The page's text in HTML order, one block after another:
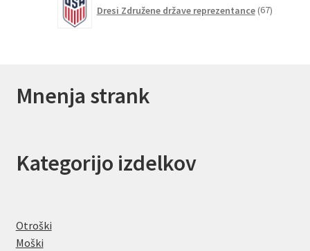
Dresi Združene države reprezentance 67izdelkov
Mnenja strank
Kategorijo izdelkov
Otroški
Moški